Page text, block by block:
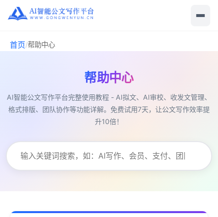
首页/帮助中心
帮助中心
AI智能公文写作平台完整使用教程 - AI拟文、AI审校、收发文管理、
格式排版、团队协作等功能详解。免费试用7天，让公文写作效率提
升10倍！